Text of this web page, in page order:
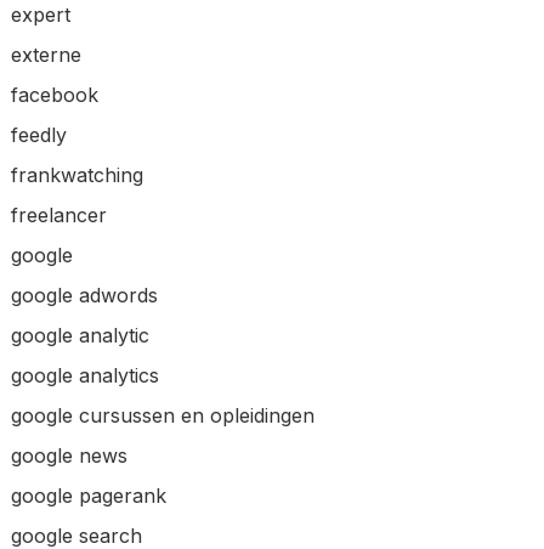
expert
externe
facebook
feedly
frankwatching
freelancer
google
google adwords
google analytic
google analytics
google cursussen en opleidingen
google news
google pagerank
google search